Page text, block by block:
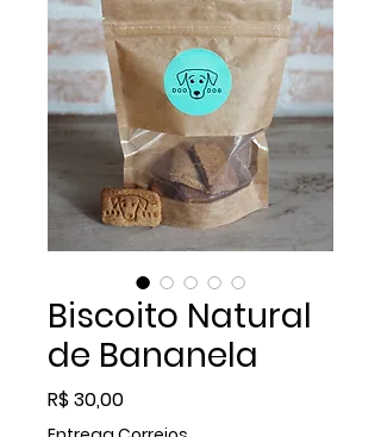
Biscoito Natural
de Bananela
R$ 30,00Preço